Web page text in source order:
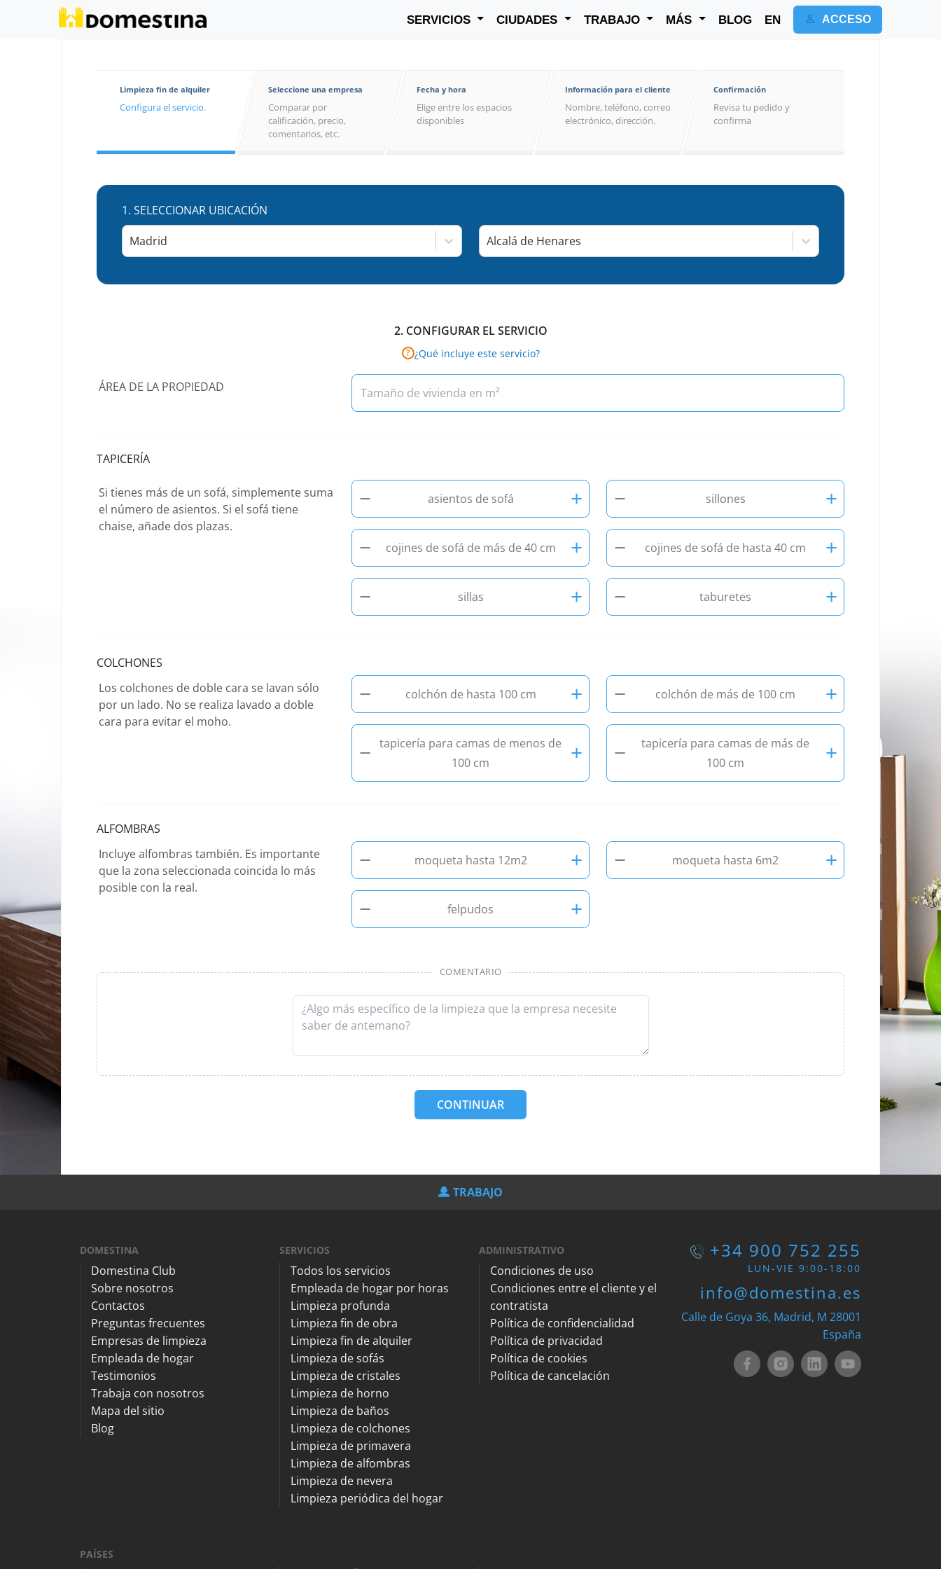
SERVICIOS CIUDADES TRABAJO MÁS BLOG EN ACCESO
Limpieza fin de alquiler
Configura el servicio.
Seleccione una empresa
Comparar por
calificación, precio,
comentarios, etc.
Fecha y hora
Elige entre los espacios
disponibles
Información para el cliente
Nombre, teléfono, correo
electrónico, dirección.
Confirmación
Revisa tu pedido y
confirma
1. SELECCIONAR UBICACIÓN
Madrid
Alcalá de Henares
2. CONFIGURAR EL SERVICIO
? ¿Qué incluye este servicio?
ÁREA DE LA PROPIEDAD
TAPICERÍA
Si tienes más de un sofá, simplemente suma
el número de asientos. Si el sofá tiene
chaise, añade dos plazas.
− asientos de sofá + − sillones
+
−
cojines de sofá de más de 40 cm + − cojines de sofá de hasta 40 cm
+
−
sillas + − taburetes +
COLCHONES
Los colchones de doble cara se lavan sólo
por un lado. No se realiza lavado a doble
cara para evitar el moho.
− colchón de hasta 100 cm + − colchón de más de 100 cm +
− tapicería para camas de menos de
100 cm
+ −
tapicería para camas de más de
100 cm
+
ALFOMBRAS
Incluye alfombras también. Es importante
que la zona seleccionada coincida lo más
posible con la real.
− moqueta hasta 12m2 + − moqueta hasta 6m2
+
−
felpudos +
COMENTARIO
CONTINUAR
TRABAJO
DOMESTINA
Domestina Club
Sobre nosotros
Contactos
Preguntas frecuentes
Empresas de limpieza
Empleada de hogar
Testimonios
Trabaja con nosotros
Mapa del sitio
Blog
SERVICIOS
Todos los servicios
Empleada de hogar por horas
Limpieza profunda
Limpieza fin de obra
Limpieza fin de alquiler
Limpieza de sofás
Limpieza de cristales
Limpieza de horno
Limpieza de baños
Limpieza de colchones
Limpieza de primavera
Limpieza de alfombras
Limpieza de nevera
Limpieza periódica del hogar
ADMINISTRATIVO
Condiciones de uso
Condiciones entre el cliente y el
contratista
Política de confidencialidad
Política de privacidad
Política de cookies
Política de cancelación
+34 900 752 255
LUN-VIE 9:00-18:00
info@domestina.es
Calle de Goya 36, Madrid, M 28001
España
PAÍSES